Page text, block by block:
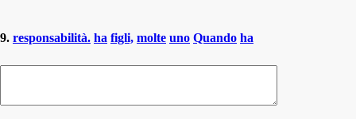
9. responsabilità. ha figli, molte uno Quando ha